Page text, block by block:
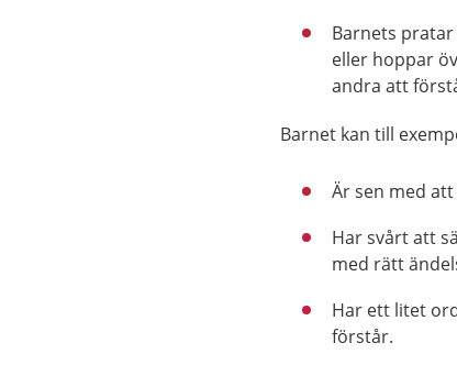
Barnets
eller hoppar
andra att
Barnet kan till
Är sen med
Har svårt att
med rätt
Har ett litet
förstår.